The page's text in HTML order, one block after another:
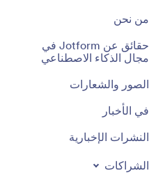
من نحن
حقائق عن Jotform في
مجال الذكاء الاصطناعي
الصور والشعارات
في الأخبار
النشرات الإخبارية
الشراكات